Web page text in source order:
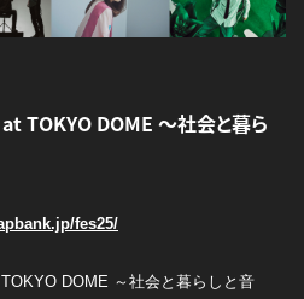
TOKYO DOME ～社会と暮ら
fes25/
DOME ～社会と暮らしと音